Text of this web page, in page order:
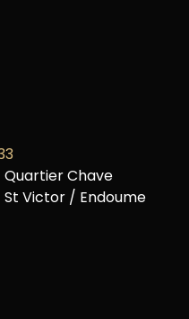
Quartier Chave
St Victor / Endoume